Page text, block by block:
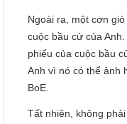
Ngoài ra, một cơn
cuộc bầu cử của
phiếu của cuộc bầu
Anh vì nó có thể ảnh
BoE.
Tất nhiên, không